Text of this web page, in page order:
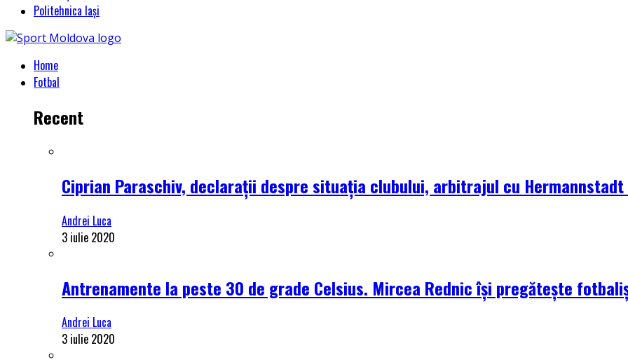
Politehnica Iași
Home
Fotbal
Recent
Ciprian Paraschiv, declarații despre situația clubului, arbitrajul cu
Andrei Luca
3 iulie 2020
Antrenamente la peste 30 de grade Celsius. Mircea Rednic își pregătește
Andrei Luca
3 iulie 2020